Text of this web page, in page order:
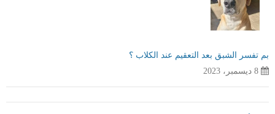
بم تفسر الشبق بعد التعقيم عند الكلاب ؟
8 ديسمبر، 2023